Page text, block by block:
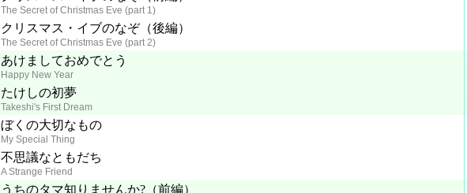
The Secret of Christmas Eve (part 1)
クリスマス・イブのなぞ（後編）
The Secret of Christmas Eve (part 2)
あけましておめでとう
Happy New Year
たけしの初夢
Takeshi's First Dream
ぼくの大切なもの
My Special Thing
不思議なともだち
A Strange Friend
うちのタマ知りませんか?（前編）